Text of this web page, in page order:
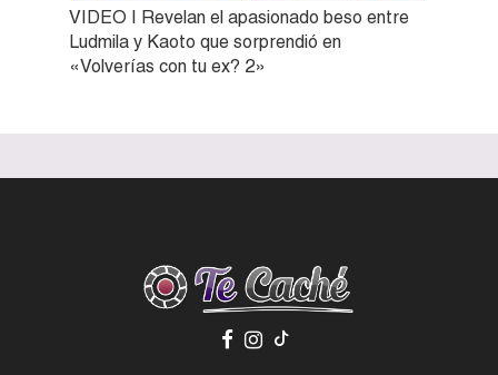
VIDEO | Revelan el apasionado beso entre
Ludmila y Kaoto que sorprendió en
«Volverías con tu ex? 2»